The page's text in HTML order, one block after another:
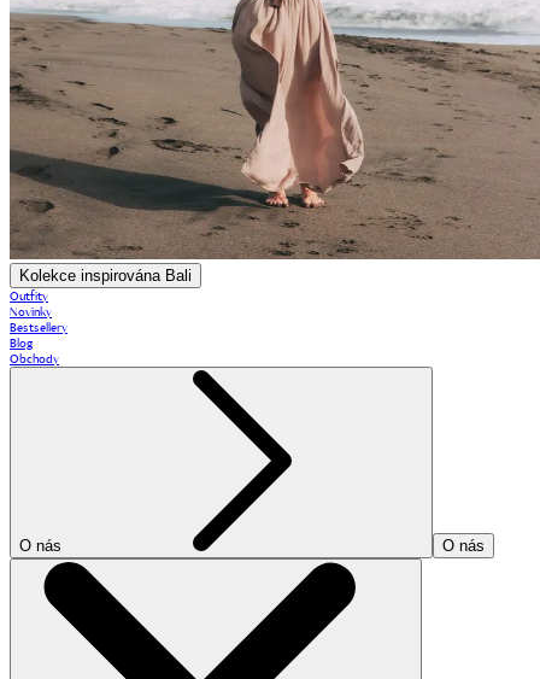
Kolekce inspirována Bali
Outfity
Novinky
Bestsellery
Blog
Obchody
O nás O nás